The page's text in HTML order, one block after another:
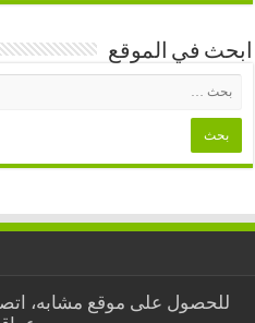
ابحث في الموقع
للحصول على موقع مشابه،